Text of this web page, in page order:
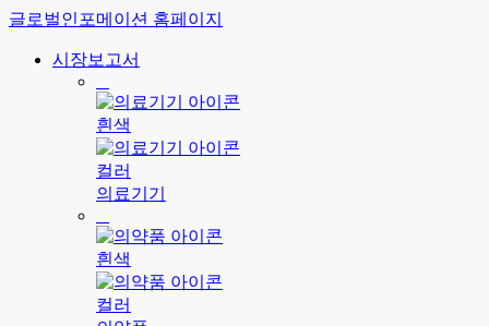
글로벌인포메이션 홈페이지
시장보고서
의료기기